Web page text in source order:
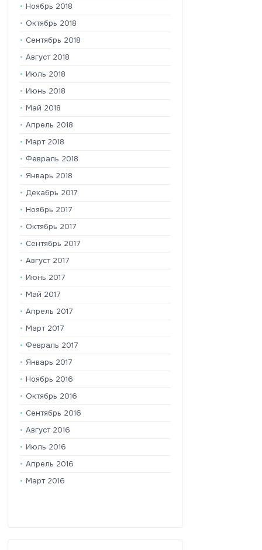
Ноябрь 2018
Октябрь 2018
Сентябрь 2018
Август 2018
Июль 2018
Июнь 2018
Май 2018
Апрель 2018
Март 2018
Февраль 2018
Январь 2018
Декабрь 2017
Ноябрь 2017
Октябрь 2017
Сентябрь 2017
Август 2017
Июнь 2017
Май 2017
Апрель 2017
Март 2017
Февраль 2017
Январь 2017
Ноябрь 2016
Октябрь 2016
Сентябрь 2016
Август 2016
Июль 2016
Апрель 2016
Март 2016